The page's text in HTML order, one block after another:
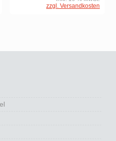
zzgl. Versandkosten